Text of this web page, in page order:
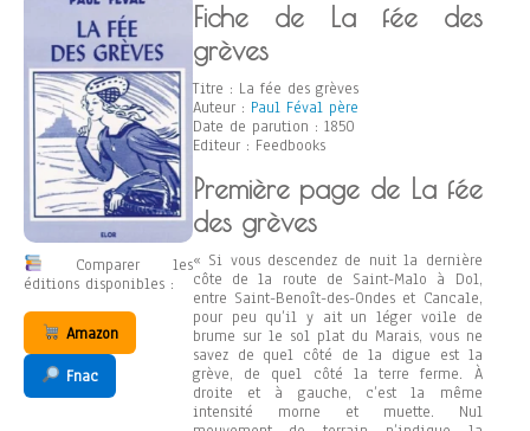
Comparer les
éditions disponibles :
Amazon
Fnac
Fiche de La fée des
grèves
Titre : La fée des grèves
Auteur : Paul Féval père
Date de parution : 1850
Editeur : Feedbooks
Première page de La fée
des grèves
« Si vous descendez de nuit la dernière
côte de la route de Saint-Malo à Dol,
entre Saint-Benoît-des-Ondes et Cancale,
pour peu qu’il y ait un léger voile de
brume sur le sol plat du Marais, vous ne
savez de quel côté de la digue est la
grève, de quel côté la terre ferme. À
droite et à gauche, c’est la même
intensité morne et muette. Nul